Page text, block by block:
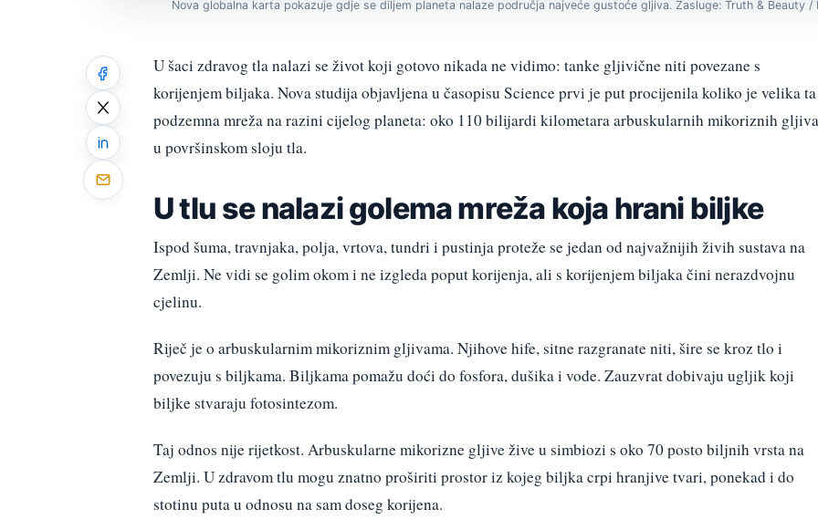
Nova globalna karta pokazuje gdje se diljem planeta nalaze područja najveće gustoće gljiva. Zasluge: Truth & Beauty
U šaci zdravog tla nalazi se život koji gotovo nikada ne vidimo: tanke gljivične niti povezane s
korijenjem biljaka. Nova studija objavljena u časopisu Science prvi je put procijenila koliko je velika ta
podzemna mreža na razini cijelog planeta: oko 110 bilijardi kilometara arbuskularnih mikoriznih gljiva
u površinskom sloju tla.
U tlu se nalazi golema mreža koja hrani biljke
Ispod šuma, travnjaka, polja, vrtova, tundri i pustinja proteže se jedan od najvažnijih živih sustava na
Zemlji. Ne vidi se golim okom i ne izgleda poput korijenja, ali s korijenjem biljaka čini nerazdvojnu
cjelinu.
Riječ je o arbuskularnim mikoriznim gljivama. Njihove hife, sitne razgranate niti, šire se kroz tlo i
povezuju s biljkama. Biljkama pomažu doći do fosfora, dušika i vode. Zauzvrat dobivaju ugljik koji
biljke stvaraju fotosintezom.
Taj odnos nije rijetkost. Arbuskularne mikorizne gljive žive u simbiozi s oko 70 posto biljnih vrsta na
Zemlji. U zdravom tlu mogu znatno proširiti prostor iz kojeg biljka crpi hranjive tvari, ponekad i do
stotinu puta u odnosu na sam doseg korijena.